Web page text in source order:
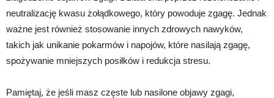
neutralizację kwasu żołądkowego, który powoduje zgagę. Jednak
ważne jest również stosowanie innych zdrowych nawyków,
takich jak unikanie pokarmów i napojów, które nasilają zgagę,
spożywanie mniejszych posiłków i redukcja stresu.
Pamiętaj, że jeśli masz częste lub nasilone objawy zgagi,